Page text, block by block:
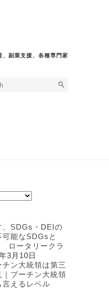
副業支援、各種専門家
、SDGs・DEIの
能なSDGsと
ロータリークラ
3月10日
ン大統領は第三
プーチン大統領
えるレベル